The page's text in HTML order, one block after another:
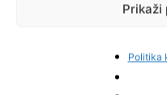
Prikaži
Politika